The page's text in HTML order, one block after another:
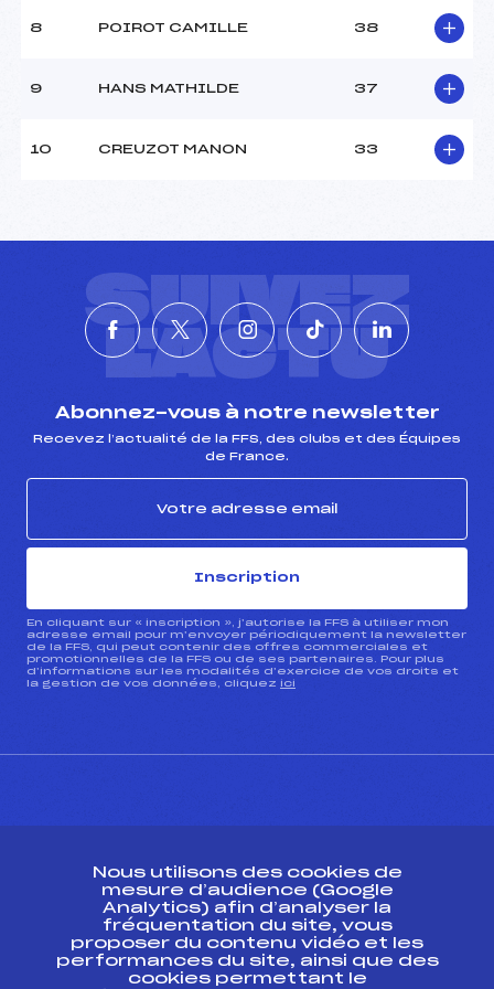
8 POIROT CAMILLE 38
9 HANS MATHILDE 37
10 CREUZOT MANON 33
SUIVEZ
L'ACTU
Abonnez-vous à notre newsletter
Recevez l’actualité de la FFS, des clubs et des Équipes
de France.
Inscription
En cliquant sur « inscription », j’autorise la FFS à utiliser mon
adresse email pour m’envoyer périodiquement la newsletter
de la FFS, qui peut contenir des offres commerciales et
promotionnelles de la FFS ou de ses partenaires. Pour plus
d’informations sur les modalités d’exercice de vos droits et
la gestion de vos données, cliquez ici
Ressources
Pass’Neige
Nous utilisons des cookies de
mesure d’audience (Google
Analytics) afin d’analyser la
fréquentation du site, vous
proposer du contenu vidéo et les
performances du site, ainsi que des
cookies permettant le